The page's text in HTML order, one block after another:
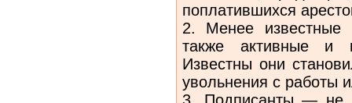
поплатившихся
2. Менее
также активные и
Известны они
увольнения с работы